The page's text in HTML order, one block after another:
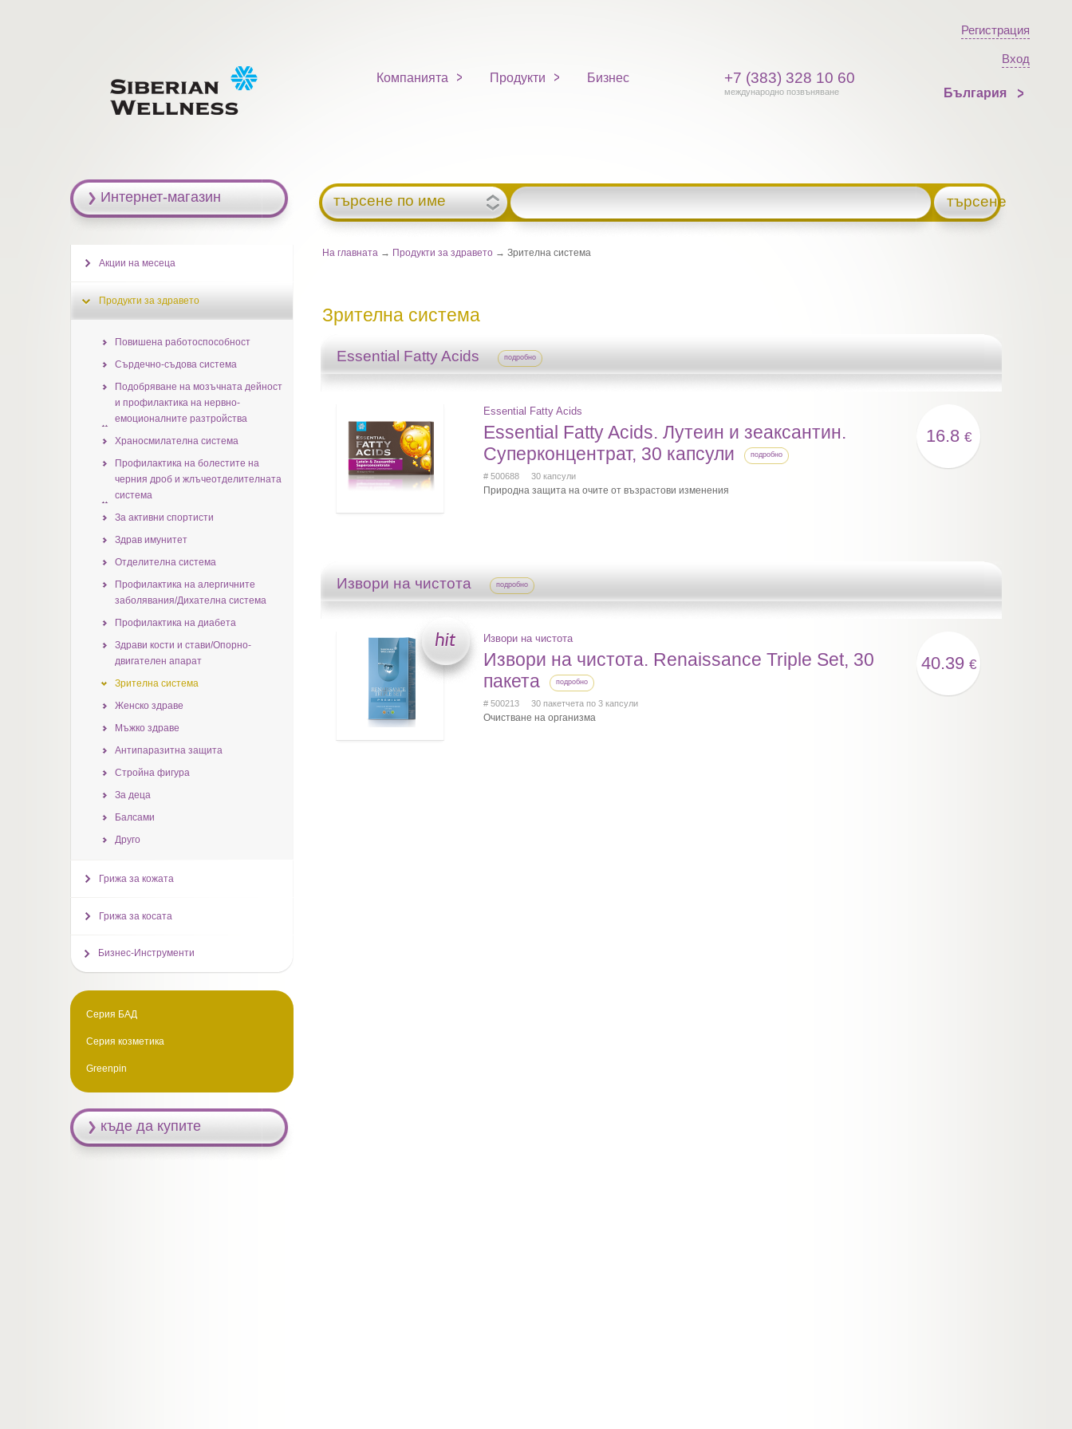
Компанията Продукти Бизнес +7 (383) 328 10 60
международно позвъняване
Регистрация
Вход
България
търсене по име търсене
На главната → Продукти за здравето → Зрителна система
Зрителна система
Essential Fatty Acids подробно
Essential Fatty Acids
Essential Fatty Acids. Лутеин и зеаксантин.
Суперконцентрат, 30 капсули
подробно
# 500688 30 капсули
Природна защита на очите от възрастови изменения
16.8€
Извори на чистота подробно
Извори на чистота
Извори на чистота. Renaissance Triple Set, 30
пакета
подробно
# 500213 30 пакетчета по 3 капсули
Очистване на организма
40.39€
Интернет-магазин
Акции на месеца
Продукти за здравето
Повишена работоспособност
Сърдечно-съдова система
Подобряване на мозъчната дейност
и профилактика на нервно-
емоционалните разтройства
Храносмилателна система
Профилактика на болестите на
черния дрoб и жлъчеотделителната
система
За активни спортисти
Здрав имунитет
Отделителна система
Профилактика на алергичните
заболявания/Дихателна система
Профилактика на диабета
Здрави кости и стави/Опорно-
двигателен апарат
Зрителна система
Женско здраве
Мъжко здраве
Антипаразитна защита
Стройна фигура
За деца
Балсами
Друго
Грижа за кожата
Грижа за косата
Бизнес-Инструменти
Серия БАД
Серия козметика
Greenpin
къде да купите